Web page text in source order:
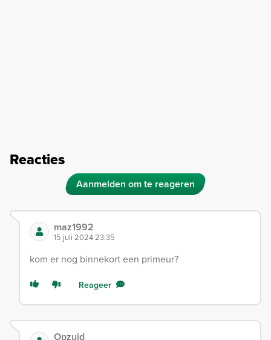
Reacties
Aanmelden om te reageren
maz1992
15 juli 2024 23:35
kom er nog binnekort een primeur?
Reageer
Opzuid